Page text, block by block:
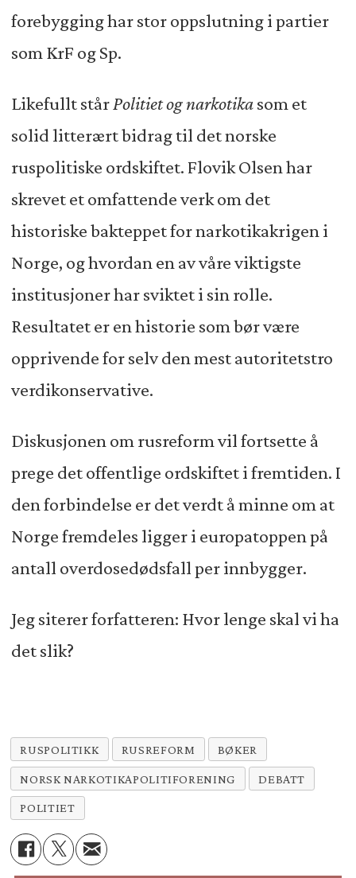
forebygging har stor oppslutning i partier
som KrF og Sp.
Likefullt stårPolitiet og narkotikasom et
solid litterært bidrag til det norske
ruspolitiske ordskiftet. Flovik Olsen har
skrevet et omfattende verk om det
historiske bakteppet for narkotikakrigen i
Norge, og hvordan en av våre viktigste
institusjoner har sviktet i sin rolle.
Resultatet er en historie som bør være
opprivende for selv den mest autoritetstro
verdikonservative.
Diskusjonen om rusreform vil fortsette å
prege det offentlige ordskiftet i fremtiden. I
den forbindelse er det verdt å minne om at
Norge fremdeles ligger i europatoppen på
antall overdosedødsfall per innbygger.
Jeg siterer forfatteren: Hvor lenge skal vi ha
det slik?
RUSPOLITIKK RUSREFORM BØKER
NORSK NARKOTIKAPOLITIFORENING DEBATT
POLITIET